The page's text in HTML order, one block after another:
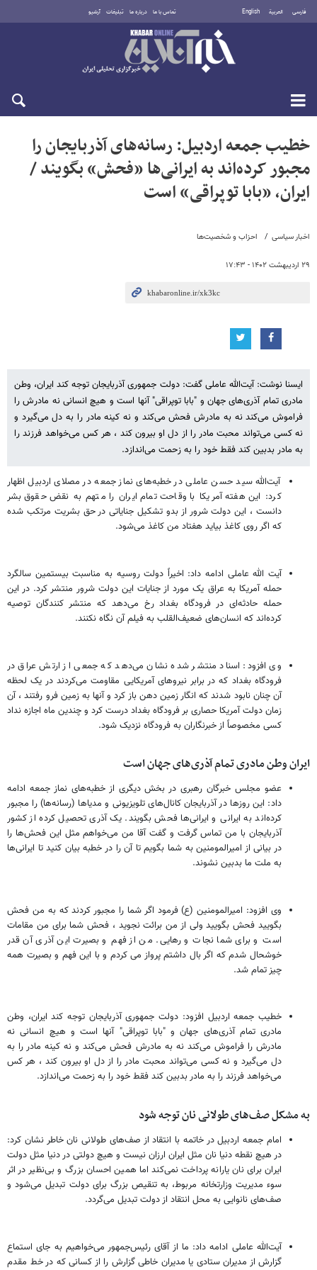
فارسی العربية English تماس با ما درباره ما تبلیغات آرشیو
شنبه ۱۷ مرداد ۱۴۰۵
اخبار سیاسی احزاب و شخصیت‌ها
۲۹ اردیبهشت ۱۴۰۲ - ۱۷:۴۳
خطیب جمعه اردبیل: رسانه‌های آذربایجان را
مجبور کرده‌اند به ایرانی‌ها «فحش» بگویند /
ایران، «بابا توپراقی» است
ایسنا نوشت: آیت‌الله عاملی گفت: دولت جمهوری آذربایجان توجه کند ایران، وطن
مادری تمام آذری‌های جهان و "بابا توپراقی" آنها است و هیچ انسانی نه مادرش را
فراموش می‌کند نه به مادرش فحش می‌کند و نه کینه مادر را به دل می‌گیرد و
نه کسی می‌تواند محبت مادر را از دل او بیرون کند ، هر کس می‌خواهد فرزند را
به مادر بدبین کند فقط خود را به زحمت می‌اندازد.
آیت‌الله سید حسن عاملی در خطبه‌های نماز جمعه در مصلای اردبیل اظهار
کرد: این هفته آمریکا با وقاحت تمام ایران را متهم به نقض حقوق بشر
دانست ، این دولت شرور از بدو تشکیل جنایاتی در حق بشریت مرتکب شده
که اگر روی کاغذ بیاید هفتاد من کاغذ می‌شود.
آیت الله عاملی ادامه داد: اخیراً دولت روسیه به مناسبت بیستمین سالگرد
حمله آمریکا به عراق یک مورد از جنایات این دولت شرور منتشر کرد. در این
حمله حادثه‌ای در فرودگاه بغداد رخ می‌دهد که منتشر کنندگان توصیه
کرده‌اند که انسان‌های ضعیف‌القلب به فیلم آن نگاه نکنند.
وی افزود: اسناد منتشر شده نشان می‌دهد که جمعی از ارتش عراق در
فرودگاه بغداد که در برابر نیروهای آمریکایی مقاومت می‌کردند در یک لحظه
آن چنان نابود شدند که انگار زمین دهن باز کرد و آنها به زمین فرو رفتند ، آن
زمان دولت آمریکا حصاری بر فرودگاه بغداد درست کرد و چندین ماه اجازه نداد
کسی مخصوصاً از خبرنگاران به فرودگاه نزدیک شود.
ایران وطن مادری تمام آذری‌های جهان است
عضو مجلس خبرگان رهبری در بخش دیگری از خطبه‌های نماز جمعه ادامه
داد: این روزها در آذربایجان کانال‌های تلویزیونی و مدیاها (رسانه‌ها) را مجبور
کرده‌اند به ایرانی و ایرانی‌ها فحش بگویند. یک آذری تحصیل کرده از کشور
آذربایجان با من تماس گرفت و گفت آقا من می‌خواهم مثل این فحش‌ها را
در بیانی از امیرالمومنین به شما بگویم تا آن را در خطبه بیان کنید تا ایرانی‌ها
به ملت ما بدبین نشوند.
وی افزود: امیرالمومنین (ع) فرمود اگر شما را مجبور کردند که به من فحش
بگویید فحش بگویید ولی از من برائت نجوید ، فحش شما برای من مقامات
است و برای شما نجات و رهایی. من از فهم و بصیرت این آذری آن قدر
خوشحال شدم که اگر بال داشتم پرواز می کردم و با این فهم و بصیرت همه
چیز تمام شد.
خطیب جمعه اردبیل افزود: دولت جمهوری آذربایجان توجه کند ایران، وطن
مادری تمام آذری‌های جهان و "بابا توپراقی" آنها است و هیچ انسانی نه
مادرش را فراموش می‌کند نه به مادرش فحش می‌کند و نه کینه مادر را به
دل می‌گیرد و نه کسی می‌تواند محبت مادر را از دل او بیرون کند ، هر کس
می‌خواهد فرزند را به مادر بدبین کند فقط خود را به زحمت می‌اندازد.
به مشکل صف‌های طولانی نان توجه شود
امام جمعه اردبیل در خاتمه با انتقاد از صف‌های طولانی نان خاطر نشان کرد:
در هیچ نقطه دنیا نان مثل ایران ارزان نیست و هیچ دولتی در دنیا مثل دولت
ایران برای نان یارانه پرداخت نمی‌کند اما همین احسان بزرگ و بی‌نظیر در اثر
سوء مدیریت وزارتخانه مربوط، به تنقیص بزرگ برای دولت تبدیل می‌شود و
صف‌های نانوایی به محل انتقاد از دولت تبدیل می‌گردد.
آیت‌الله عاملی ادامه داد: ما از آقای رئیس‌جمهور می‌خواهیم به جای استماع
گزارش از مدیران ستادی یا مدیران خاطی گزارش را از کسانی که در خط مقدم